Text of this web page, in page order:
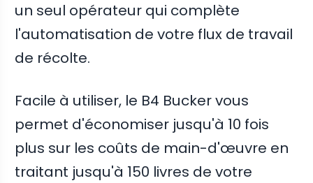
un seul opérateur qui complète
l'automatisation de votre flux de travail
de récolte.
Facile à utiliser, le B4 Bucker vous
permet d'économiser jusqu'à 10 fois
plus sur les coûts de main-d'œuvre en
traitant jusqu'à 150 livres de votre